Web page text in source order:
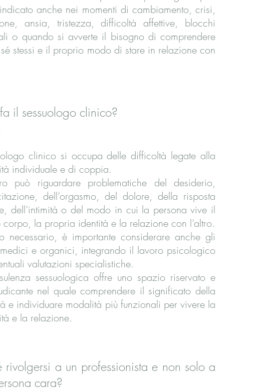
anche nei momenti di cambiamento, crisi,
ansia, tristezza, difficoltà affettive, blocchi
o quando si avverte il bisogno di comprendere
stessi e il proprio modo di stare in relazione con
il sessuologo clinico?
clinico si occupa delle difficoltà legate alla
individuale e di coppia.
può riguardare problematiche del desiderio,
dell’orgasmo, del dolore, della risposta
dell’intimità o del modo in cui la persona vive il
la propria identità e la relazione con l’altro.
necessario, è importante considerare anche gli
e organici, integrando il lavoro psicologico
valutazioni specialistiche.
sessuologica offre uno spazio riservato e
nel quale comprendere il significato della
e individuare modalità più funzionali per vivere la
e la relazione.
rivolgersi a un professionista e non solo a
cara?